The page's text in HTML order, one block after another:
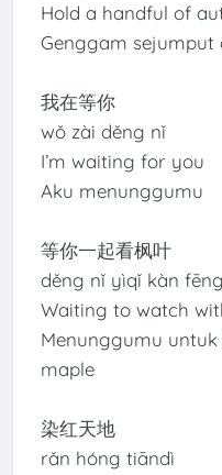
Hold a handful of
Genggam
我在等你
wǒ zài děng nǐ
I’m waiting for you
Aku menunggumu
等你一起看枫叶
děng nǐ yìqǐ kàn
Waiting to watch
Menunggumu
maple
染红天地
rǎn hóng tiāndì